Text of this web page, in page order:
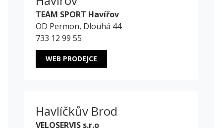
TEAM SPORT Havířov
OD Permon, Dlouhá 44
733 12 99 55
WEB PRODEJCE
Havlíčkův Brod
VELOSERVIS s.r.o